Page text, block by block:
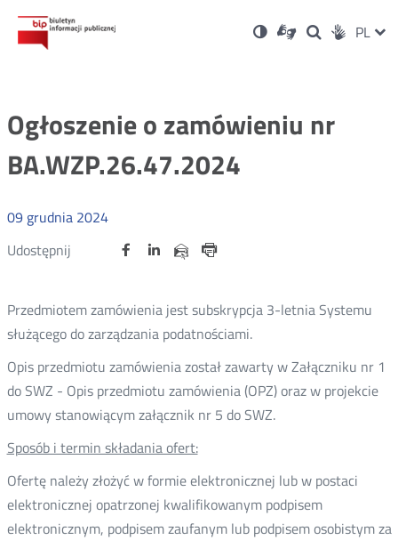
Ustawienia
Wersja
kontrastowa
Dla
niesłyszących
OtwórzOtwórz
w
Otwórz
w
Social PL
Ogłoszenie o zamówieniu nr
BA.WZP.26.47.2024
09 grudnia 2024
Udostępnij
Udostępnij
Otwórz Udostępnij
na
OtwórzUdostępnij
na
OtwórzUdostępnij
przez
Przedmiotem zamówienia jest subskrypcja 3-letnia Systemu
służącego do zarządzania podatnościami.
Opis przedmiotu zamówienia został zawarty w Załączniku nr 1
do SWZ - Opis przedmiotu zamówienia (OPZ) oraz w projekcie
umowy stanowiącym załącznik nr 5 do SWZ.
Sposób i termin składania ofert:
Ofertę należy złożyć w formie elektronicznej lub w postaci
elektronicznej opatrzonej kwalifikowanym podpisem
elektronicznym, podpisem zaufanym lub podpisem osobistym za